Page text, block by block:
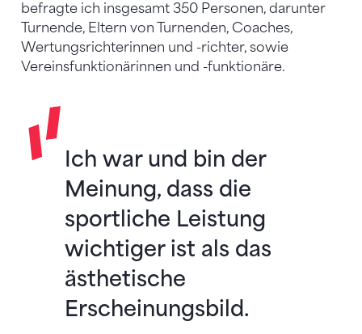
befragte ich insgesamt 350 Personen, darunter
Turnende, Eltern von Turnenden, Coaches,
Wertungsrichterinnen und -richter, sowie
Vereinsfunktionärinnen und -funktionäre.
Ich war und bin der
Meinung, dass die
sportliche Leistung
wichtiger ist als das
ästhetische
Erscheinungsbild.